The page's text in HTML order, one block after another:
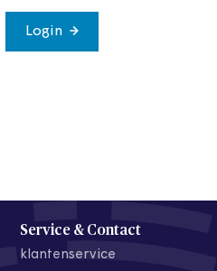
Login
Service & Contact
klantenservice